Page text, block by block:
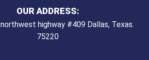
OUR ADDRESS:
highway #409 Dallas, Texas.
75220